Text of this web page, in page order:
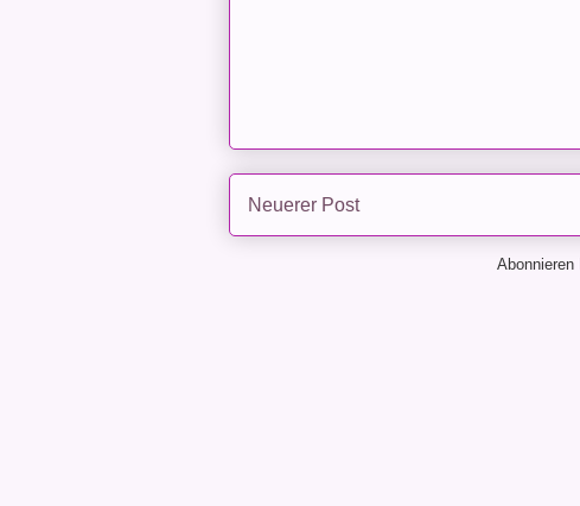
Neuerer Post
Abonnieren